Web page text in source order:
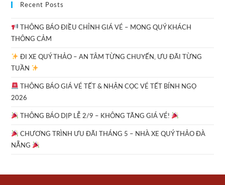
Recent Posts
THÔNG BÁO ĐIỀU CHỈNH GIÁ VÉ – MONG QUÝ KHÁCH
THÔNG CẢM
ĐI XE QUÝ THẢO – AN TÂM TỪNG CHUYẾN, ƯU ĐÃI TỪNG
TUẦN
THÔNG BÁO GIÁ VÉ TẾT & NHẬN CỌC VÉ TẾT BÍNH NGỌ
2026
THÔNG BÁO DỊP LỄ 2/9 – KHÔNG TĂNG GIÁ VÉ!
CHƯƠNG TRÌNH ƯU ĐÃI THÁNG 5 – NHÀ XE QUÝ THẢO ĐÀ
NẴNG